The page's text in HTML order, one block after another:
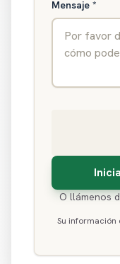
Mensaje *
O llámenos
Su información